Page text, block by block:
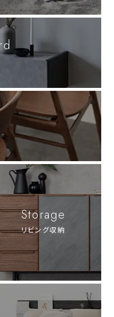
Storage
リビング収納